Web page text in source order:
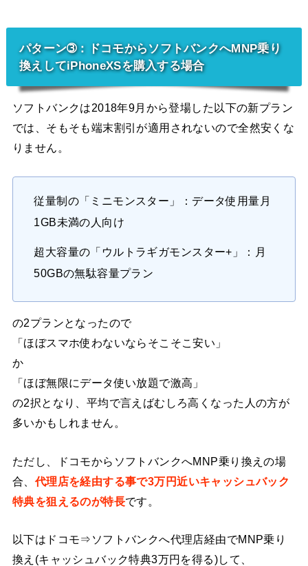
パターン➂：ドコモからソフトバンクへMNP乗り
換えしてiPhoneXSを購入する場合
ソフトバンクは2018年9月から登場した以下の新プラン
では、そもそも端末割引が適用されないので全然安くな
りません。
従量制の「ミニモンスター」：データ使用量月
1GB未満の人向け
超大容量の「ウルトラギガモンスター+」：月
50GBの無駄容量プラン
の2プランとなったので
「ほぼスマホ使わないならそこそこ安い」
か
「ほぼ無限にデータ使い放題で激高」
の2択となり、平均で言えばむしろ高くなった人の方が
多いかもしれません。
ただし、ドコモからソフトバンクへMNP乗り換えの場
合、代理店を経由する事で3万円近いキャッシュバック
特典を狙えるのが特長です。
以下はドコモ⇒ソフトバンクへ代理店経由でMNP乗り
換え(キャッシュバック特典3万円を得る)して、